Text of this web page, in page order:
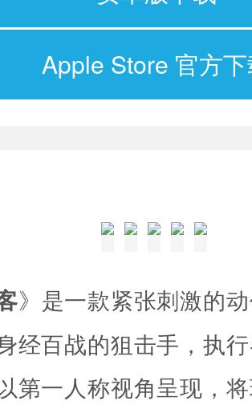
Apple Store 官方
》是一款紧张刺激的
经百战的狙击手，执
第一人称视角呈现，